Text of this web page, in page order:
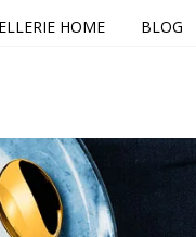
HOME BLOG